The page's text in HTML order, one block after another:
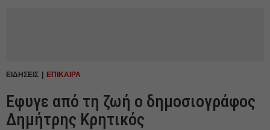
ΕΙΔΗΣΕΙΣ ΕΠΙΚΑΙΡΑ
Εφυγε από τη ζωή ο δημοσιογράφος
Δημήτρης Κρητικός